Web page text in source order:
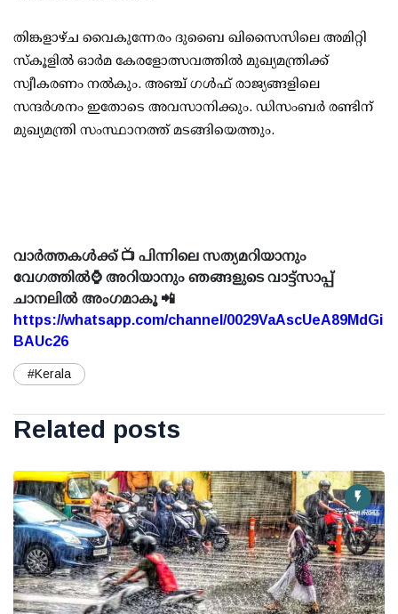
തിങ്കളാഴ്ച വൈകുന്നേരം ദുബൈ ഖിസൈസിലെ അമിറ്റി
സ്‌കൂളില്‍ ഓര്‍മ കേരളോത്സവത്തില്‍ മുഖ്യമന്ത്രിക്ക്
സ്വീകരണം നല്‍കും. അഞ്ച് ഗള്‍ഫ് രാജ്യങ്ങളിലെ
സന്ദര്‍ശനം ഇതോടെ അവസാനിക്കും. ഡിസംബര്‍ രണ്ടിന്
മുഖ്യമന്ത്രി സംസ്ഥാനത്ത് മടങ്ങിയെത്തും.
വാർത്തകൾക്ക് 📺 പിന്നിലെ സത്യമറിയാനും
വേഗത്തിൽ⌚ അറിയാനും ഞങ്ങളുടെ വാട്ട്സാപ്പ്
ചാനലിൽ അംഗമാകൂ 📲
https://whatsapp.com/channel/0029VaAscUeA89MdGi
BAUc26
#Kerala
Related posts